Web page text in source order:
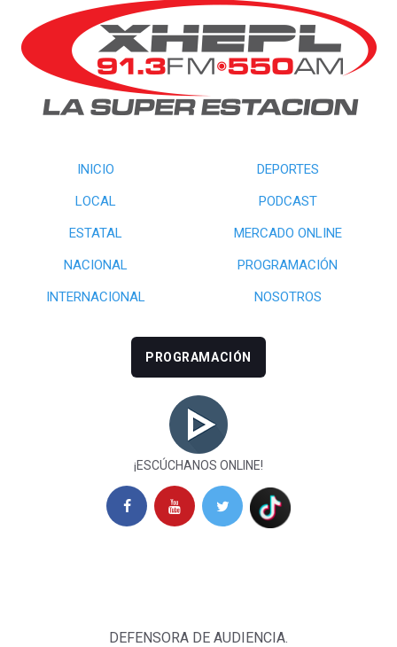
INICIO
DEPORTES
LOCAL
PODCAST
ESTATAL
MERCADO ONLINE
NACIONAL
PROGRAMACIÓN
INTERNACIONAL
NOSOTROS
PROGRAMACIÓN
¡ESCÚCHANOS ONLINE!
DEFENSORA DE AUDIENCIA.